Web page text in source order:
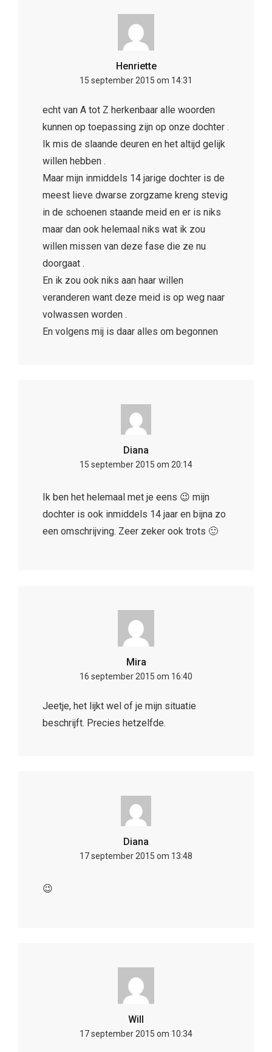
Henriette
15 september 2015 om 14:31
echt van A tot Z herkenbaar alle woorden
kunnen op toepassing zijn op onze dochter .
Ik mis de slaande deuren en het altijd gelijk
willen hebben .
Maar mijn inmiddels 14 jarige dochter is de
meest lieve dwarse zorgzame kreng stevig
in de schoenen staande meid en er is niks
maar dan ook helemaal niks wat ik zou
willen missen van deze fase die ze nu
doorgaat .
En ik zou ook niks aan haar willen
veranderen want deze meid is op weg naar
volwassen worden .
En volgens mij is daar alles om begonnen
Diana
15 september 2015 om 20:14
Ik ben het helemaal met je eens 😉 mijn
dochter is ook inmiddels 14 jaar en bijna zo
een omschrijving. Zeer zeker ook trots 🙂
Mira
16 september 2015 om 16:40
Jeetje, het lijkt wel of je mijn situatie
beschrijft. Precies hetzelfde.
Diana
17 september 2015 om 13:48
😉
Will
17 september 2015 om 10:34